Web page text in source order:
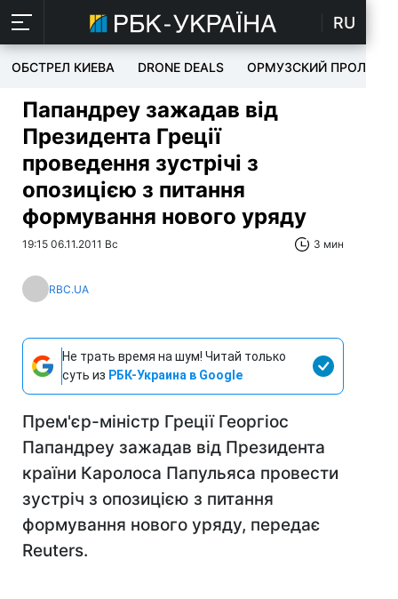
RU
ОБСТРЕЛ КИЕВА DRONE DEALS ОРМУЗСКИЙ ПРОЛИВ
Папандреу зажадав від
Президента Греції
проведення зустрічі з
опозицією з питання
формування нового уряду
19:15 06.11.2011 Вс 3 мин
RBC.UA
Не трать время на шум! Читай только
суть из РБК-Украина в Google
Прем'єр-міністр Греції Георгіос
Папандреу зажадав від Президента
країни Каролоса Папульяса провести
зустріч з опозицією з питання
формування нового уряду, передає
Reuters.